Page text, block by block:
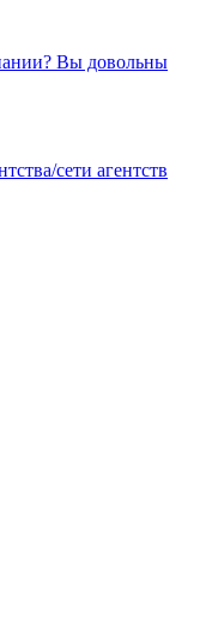
Вы довольны
сети агентств